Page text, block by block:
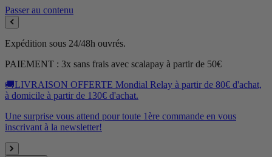
Passer au contenu
Expédition sous 24/48h ouvrés.
PAIEMENT : 3x sans frais avec scalapay à partir de 50€
🚚LIVRAISON OFFERTE Mondial Relay à partir de 80€ d'achat,
à domicile à partir de 130€ d'achat.
Une surprise vous attend pour toute 1ère commande en vous
inscrivant à la newsletter!